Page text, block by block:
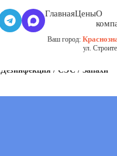
ГлавнаяЦеныО
Ваш город:
ул.
Дезинфекция / СЭС / Запахи